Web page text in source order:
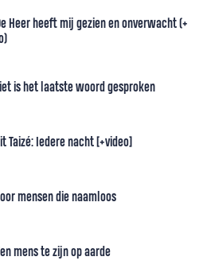
Heer heeft mij gezien en onverwacht (+
is het laatste woord gesproken
Taizé: Iedere nacht [+video]
mensen die naamloos
mens te zijn op aarde